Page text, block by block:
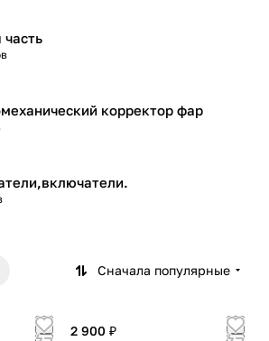
корректор фар
Сначала популярные
2 900 ₽